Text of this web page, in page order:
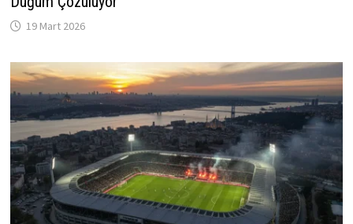
19 Mart 2026